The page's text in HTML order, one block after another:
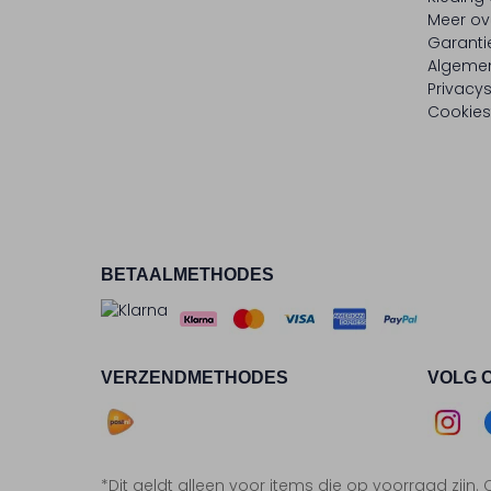
Meer
BETAALMETHODES
VERZENDMETHODES VOLG
*Dit geldt alleen voor items die op voorraad zijn.